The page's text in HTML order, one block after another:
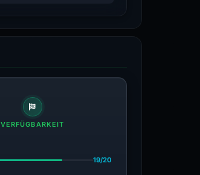
VERFÜGBARKEIT
19/20